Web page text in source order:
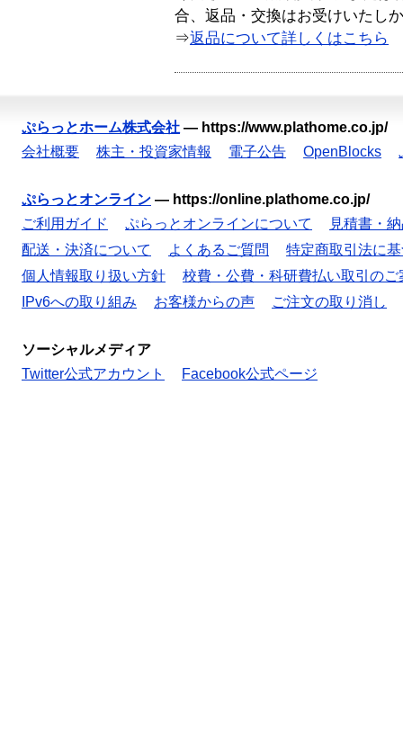
合、返品・交換はお受けいたし
⇒返品について詳しくはこちら
ぷらっとホーム株式会社 — https://www.plathome.co.jp/
会社概要
株主・投資家情報 電子公告 OpenBlocks
ぷらっとオンライン — https://online.plathome.co.jp/
ご利用ガイド
ぷらっとオンラインについて
見積書・
配送・決済について
よくあるご質問
特定商取引法に
個人情報取り扱い方針
校費・公費・科研費払い取引のご
IPv6への取り組み
お客様からの声 ご注文の取り消し
ソーシャルメディア
Twitter公式アカウント
Facebook公式ページ